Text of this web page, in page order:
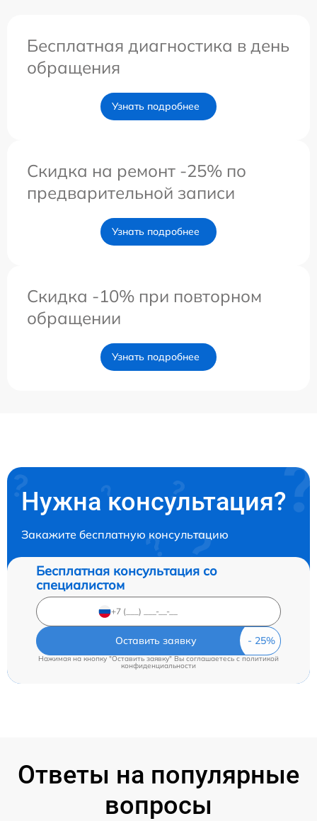
Бесплатная диагностика в день
обращения
Узнать подробнее
Скидка на ремонт -25% по
предварительной записи
Узнать подробнее
Скидка -10% при повторном
обращении
Узнать подробнее
Нужна консультация?
Закажите бесплатную консультацию
Бесплатная консультация со
специалистом
Оставить заявку
Нажимая на кнопку "Оставить заявку" Вы соглашаетесь cполитикой
конфиденциальности
Ответы на популярные
вопросы